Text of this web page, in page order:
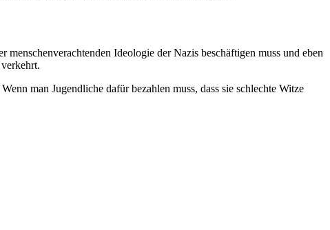
Ideologie der Nazis beschäftigen muss und eben
man Jugendliche dafür bezahlen muss, dass sie schlechte Witze